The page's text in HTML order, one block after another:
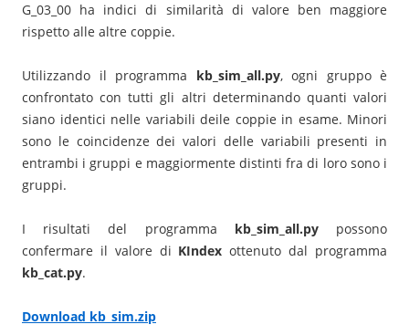
G_03_00 ha indici di similarità di valore ben maggiore
rispetto alle altre coppie.
Utilizzando il programma kb_sim_all.py, ogni gruppo è
confrontato con tutti gli altri determinando quanti valori
siano identici nelle variabili deile coppie in esame. Minori
sono le coincidenze dei valori delle variabili presenti in
entrambi i gruppi e maggiormente distinti fra di loro sono i
gruppi.
I risultati del programma kb_sim_all.pypossono
confermare il valore di KIndex ottenuto dal programma
kb_cat.py.
Download kb_sim.zip